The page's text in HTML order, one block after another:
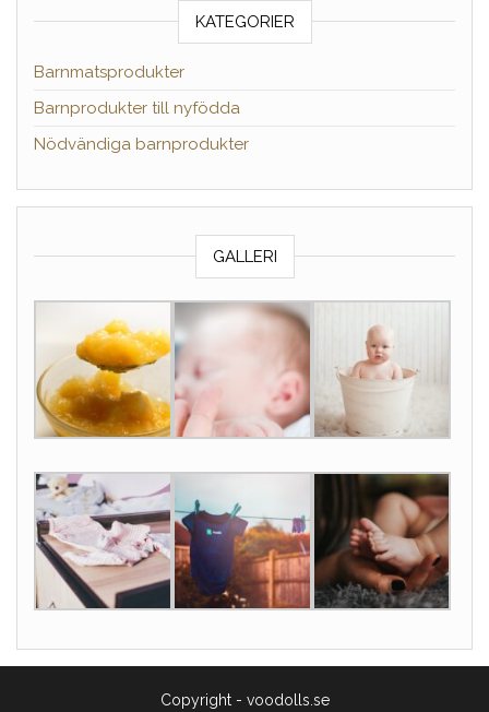
KATEGORIER
Barnmatsprodukter
Barnprodukter till nyfödda
Nödvändiga barnprodukter
GALLERI